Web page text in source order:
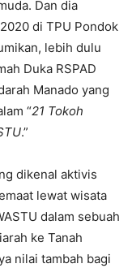
Dan dia
di TPU Pondok
lebih dulu
Duka RSPAD
Manado yang
“21 Tokoh
.”
dikenal aktivis
lewat wisata
dalam sebuah
ke Tanah
nilai tambah bagi